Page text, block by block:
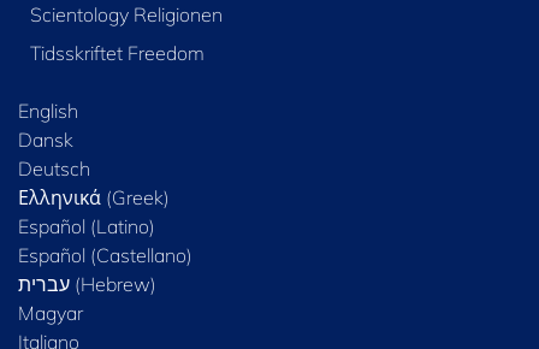
Scientology Religionen
Tidsskriftet Freedom
English
Dansk
Deutsch
Ελληνικά (Greek)
Español (Latino)
Español (Castellano)
Magyar
Italiano